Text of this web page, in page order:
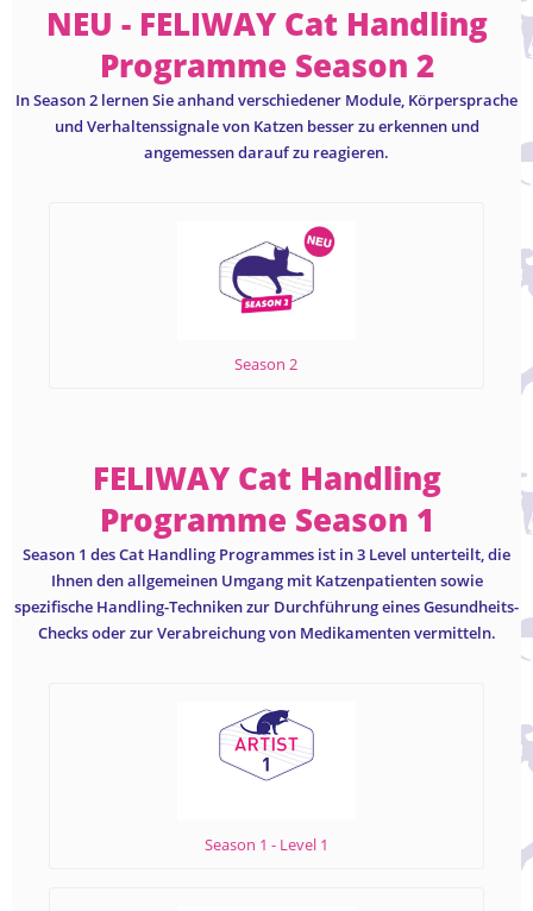
NEU - FELIWAY Cat Handling
Programme Season 2
In Season 2 lernen Sie anhand verschiedener Module, Körpersprache
und Verhaltenssignale von Katzen besser zu erkennen und
angemessen darauf zu reagieren.
Season 2
FELIWAY Cat Handling
Programme Season 1
Season 1 des Cat Handling Programmes ist in 3 Level unterteilt, die
Ihnen den allgemeinen Umgang mit Katzenpatienten sowie
spezifische Handling-Techniken zur Durchführung eines Gesundheits-
Checks oder zur Verabreichung von Medikamenten vermitteln.
Season 1 - Level 1